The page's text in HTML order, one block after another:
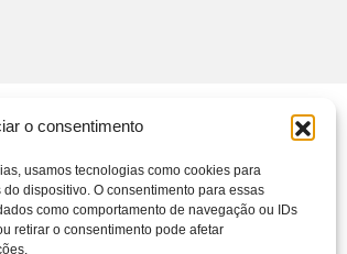
o consentimento
usamos tecnologias como cookies para
dispositivo. O consentimento para essas
como comportamento de navegação ou IDs
retirar o consentimento pode afetar